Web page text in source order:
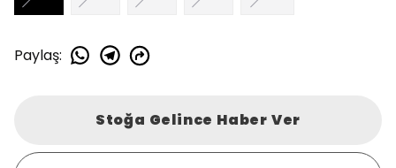
Paylaş:
Stoğa Gelince Haber Ver